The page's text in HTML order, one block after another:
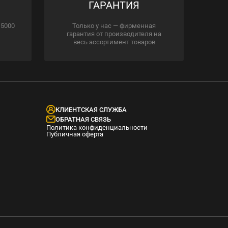
ГАРАНТИЯ
Только у нас — фирменная
гарантия от производителя на
весь ассортимент товаров
КЛИЕНТСКАЯ СЛУЖБА
ОБРАТНАЯ СВЯЗЬ
Политика конфиденциальности
Публичная оферта